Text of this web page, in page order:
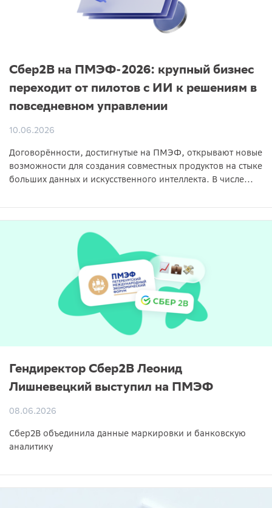
Сбер2B на ПМЭФ-2026: крупный бизнес
переходит от пилотов с ИИ к решениям в
повседневном управлении
10.06.2026
Договорённости, достигнутые на ПМЭФ, открывают новые
возможности для создания совместных продуктов на стыке
больших данных и искусственного интеллекта. В числе...
Гендиректор Сбер2B Леонид
Лишневецкий выступил на ПМЭФ
08.06.2026
Сбер2B объединила данные маркировки и банковскую
аналитику